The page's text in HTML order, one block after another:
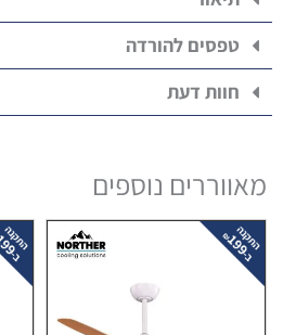
טפסים להורדה
חוות דעת
מאווררים נוספים